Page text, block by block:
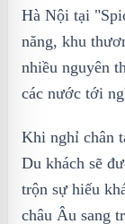
Hà Nội tại
năng, khu
nhiều nguyên
các nước tới
Khi nghỉ chân
Du khách sẽ
trộn sự hiếu
châu Âu sang